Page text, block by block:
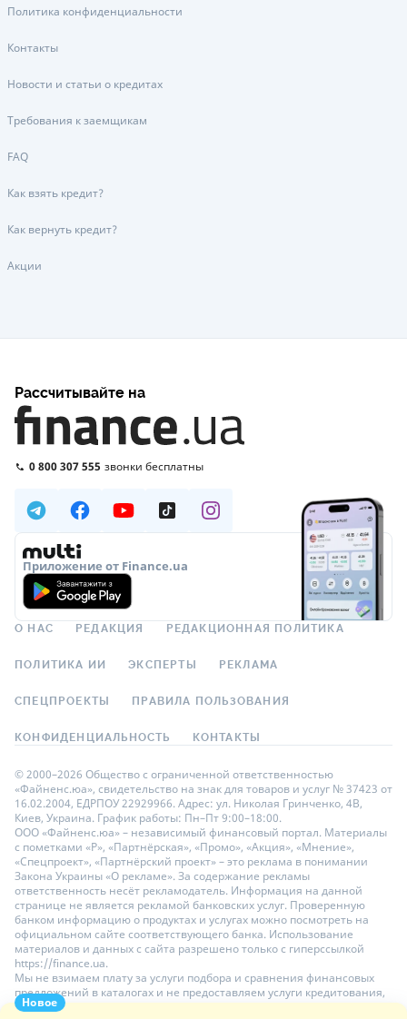
Новое
Политика конфиденциальности
Контакты
Новости и статьи о кредитах
Требования к заемщикам
FAQ
Как взять кредит?
Как вернуть кредит?
Акции
Рассчитывайте на
0 800 307 555 звонки бесплатны
Приложение от Finance.ua
О НАС РЕДАКЦИЯ РЕДАКЦИОННАЯ ПОЛИТИКА
ПОЛИТИКА ИИ ЭКСПЕРТЫ РЕКЛАМА
СПЕЦПРОЕКТЫ ПРАВИЛА ПОЛЬЗОВАНИЯ
КОНФИДЕНЦИАЛЬНОСТЬ КОНТАКТЫ
© 2000–2026 Общество с ограниченной ответственностью
«Файненс.юа», свидетельство на знак для товаров и услуг № 37423 от
16.02.2004, ЕДРПОУ 22929966. Адрес: ул. Николая Гринченко, 4В,
Киев, Украина. График работы: Пн–Пт 9:00–18:00.
ООО «Файненс.юа» – независимый финансовый портал. Материалы
с пометками «Р», «Партнёрская», «Промо», «Акция», «Мнение»,
«Спецпроект», «Партнёрский проект» – это реклама в понимании
Закона Украины «О рекламе». За содержание рекламы
ответственность несёт рекламодатель. Информация на данной
странице не является рекламой банковских услуг. Проверенную
банком информацию о продуктах и услугах можно посмотреть на
официальном сайте соответствующего банка. Использование
материалов и данных с сайта разрешено только с гиперссылкой
https://finance.ua.
Мы не взимаем плату за услуги подбора и сравнения финансовых
предложений в каталогах и не предоставляем услуги кредитования,
размещения депозитов и страхования. Ваши личные данные на